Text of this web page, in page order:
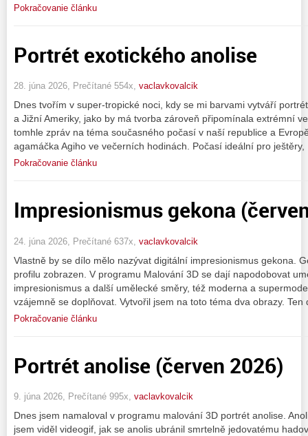
Pokračovanie článku
Portrét exotického anolise
28. júna 2026, Prečítané 554x, vaclavkovalcik
Dnes tvořím v super-tropické noci, kdy se mi barvami vytváří
a Jižní Ameriky, jako by má tvorba zároveň připomínala extrémní
tomhle zpráv na téma současného počasí v naší republice a
agamáčka Agiho ve večerních hodinách. Počasí ideální pro
Pokračovanie článku
Impresionismus gekona
24. júna 2026, Prečítané 637x, vaclavkovalcik
Vlastně by se dílo mělo nazývat digitální impresionismus gekona.
profilu zobrazen. V programu Malování 3D se dají napodobovat
impresionismus a další umělecké směry, též moderna a
vzájemně se doplňovat. Vytvořil jsem na toto téma dva obrazy.
Pokračovanie článku
Portrét anolise (červen 2026)
9. júna 2026, Prečítané 995x, vaclavkovalcik
Dnes jsem namaloval v programu malování 3D portrét anolise.
jsem viděl videogif, jak se anolis ubránil smrtelně jedovatému